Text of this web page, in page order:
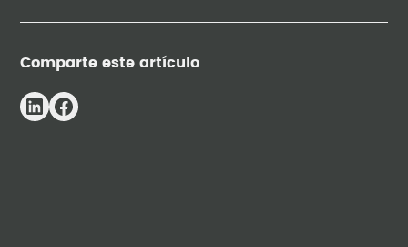
Comparte este artículo